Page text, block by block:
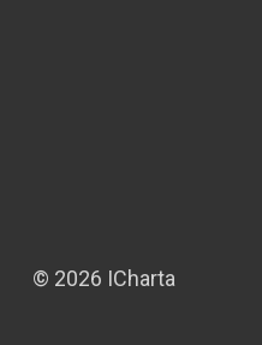
© 2026 ICharta